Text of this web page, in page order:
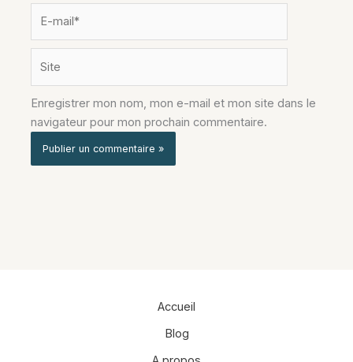
Enregistrer mon nom, mon e-mail et mon site dans le
navigateur pour mon prochain commentaire.
Accueil
Blog